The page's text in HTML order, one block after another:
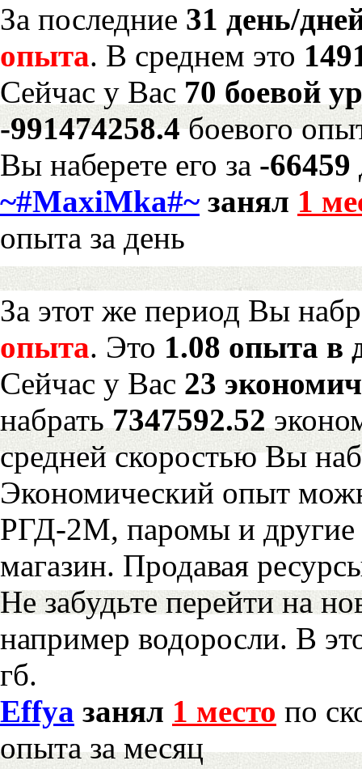
За последние 31 день/
опыта. В среднем это
Сейчас у Вас 70 боевой
-991474258.4боевого
Вы наберете его за -66459
~#MaxiMka#~ занял 1
опыта за день
За этот же период Вы
опыта. Это 1.08 опыта в
Сейчас у Вас 23
набрать7347592.52
средней скоростью Вы
Экономический опыт
РГД-2М, паромы и другие
магазин. Продавая
Не забудьте перейти на
например водоросли. В
гб.
Effya занял 1 место по
опыта за месяц